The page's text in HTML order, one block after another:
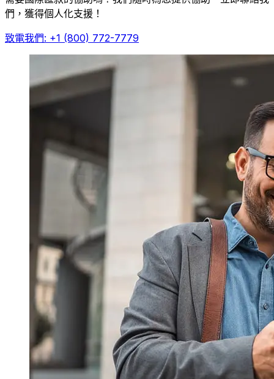
們，獲得個人化支援！
致電我們: +1 (800) 772-7779